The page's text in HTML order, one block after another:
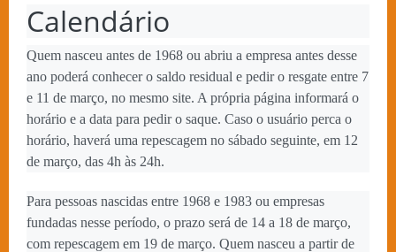
Calendário
Quem nasceu antes de 1968 ou abriu a empresa antes desse
ano poderá conhecer o saldo residual e pedir o resgate entre 7
e 11 de março, no mesmo site. A própria página informará o
horário e a data para pedir o saque. Caso o usuário perca o
horário, haverá uma repescagem no sábado seguinte, em 12
de março, das 4h às 24h.
Para pessoas nascidas entre 1968 e 1983 ou empresas
fundadas nesse período, o prazo será de 14 a 18 de março,
com repescagem em 19 de março. Quem nasceu a partir de